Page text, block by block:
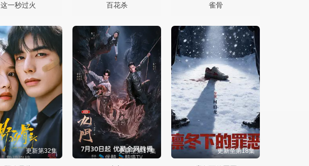
这一秒过火 百花杀 雀骨
更新第32集 更新至第17集 更新至第18集